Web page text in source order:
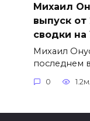
Михаил
выпуск от
сводки на
Михаил
последнем
0